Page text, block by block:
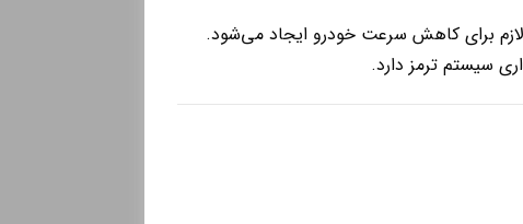
برای کاهش سرعت خودرو ایجاد می‌شود.
سیستم ترمز دارد.